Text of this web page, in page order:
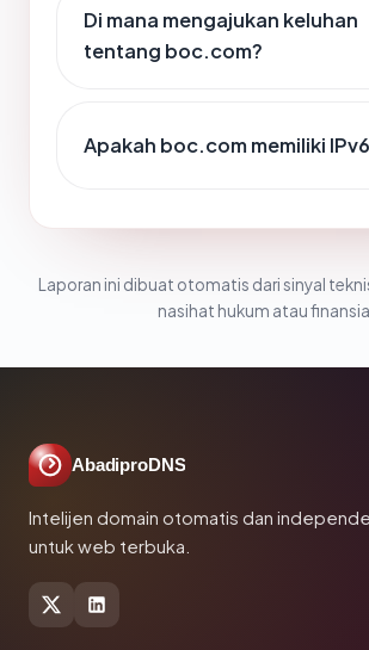
Di mana mengajukan keluhan
tentang boc.com?
Apakah boc.com memiliki
Laporan ini dibuat otomatis dari sinyal
nasihat hukum atau
AbadiproDNS
Intelijen domain otomatis dan
untuk web terbuka.